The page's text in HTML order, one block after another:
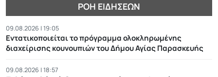
ΡΟΉ ΕΙΔΉΣΕΩΝ
09.08.2026 | 19:05
Εντατικοποιείται το πρόγραμμα ολοκληρωμένης
διαχείρισης κουνουπιών του Δήμου Αγίας Παρασκευής
09.08.2026 | 18:57